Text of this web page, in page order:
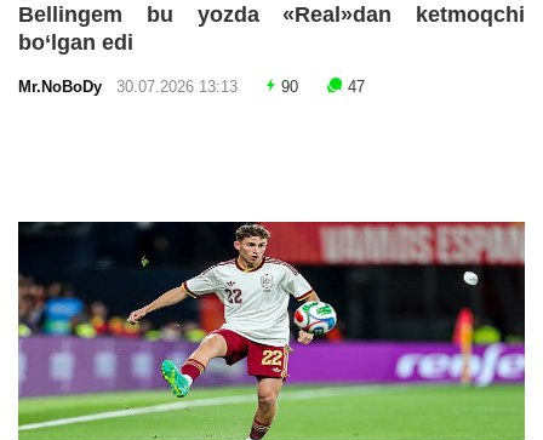
Bellingem bu yozda «Real»dan ketmoqchi
bo‘lgan edi
Mr.NoBoDy 30.07.2026 13:13 90 47